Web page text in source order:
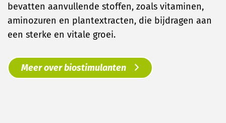
bevatten aanvullende stoffen, zoals vitaminen,
aminozuren en plantextracten, die bijdragen aan
een sterke en vitale groei.
Meer over biostimulanten